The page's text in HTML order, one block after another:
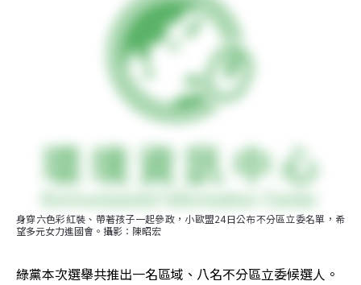
身穿六色彩紅裝、帶著孩子一起參政，小歐盟24日公布不分區立委名單，希
望多元女力進國會。攝影：陳昭宏
綠黨本次選舉共推出一名區域、八名不分區立委候選人。